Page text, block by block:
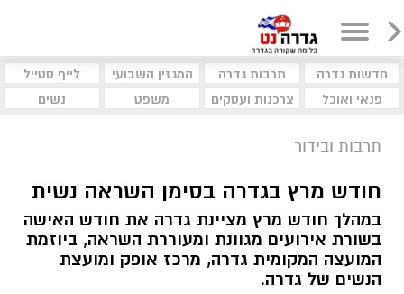
חדשות גדרה תרבות גדרה המגזין השבועי
לייף סטייל
פנאי ואוכל
צרכנות ועסקים משפט נשים
תרבות ובידור
חודש מרץ בגדרה בסימן השראה נשית
במהלך חודש מרץ מציינת גדרה את חודש האישה
בשורת אירועים מגוונת ומעוררת השראה, ביוזמת
המועצה המקומית גדרה, מרכז אופק ומועצת
הנשים של גדרה.